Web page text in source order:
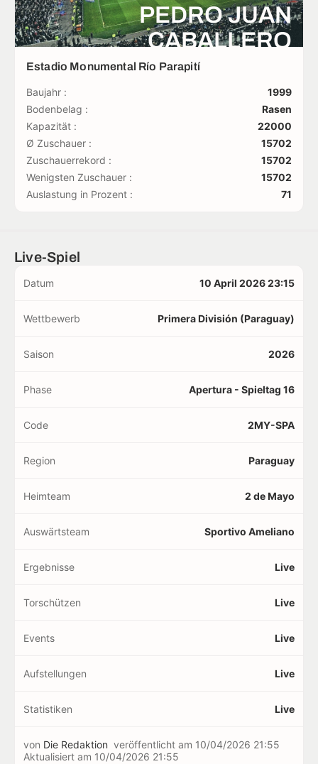
PEDRO JUAN
CABALLERO
Estadio Monumental Río Parapití
Baujahr :
1999
Bodenbelag :
Rasen
Kapazität :
22000
Ø Zuschauer :
15702
Zuschauerrekord :
15702
Wenigsten Zuschauer :
15702
Auslastung in Prozent :
71
Live-Spiel
Datum 10 April 2026 23:15
Wettbewerb Primera División (Paraguay)
Saison 2026
Phase Apertura - Spieltag 16
Code 2MY-SPA
Region Paraguay
Heimteam 2 de Mayo
Auswärtsteam Sportivo Ameliano
Ergebnisse Live
Torschützen Live
Events Live
Aufstellungen Live
Statistiken Live
von Die Redaktion veröffentlicht am 10/04/2026 21:55
Aktualisiert am 10/04/2026 21:55